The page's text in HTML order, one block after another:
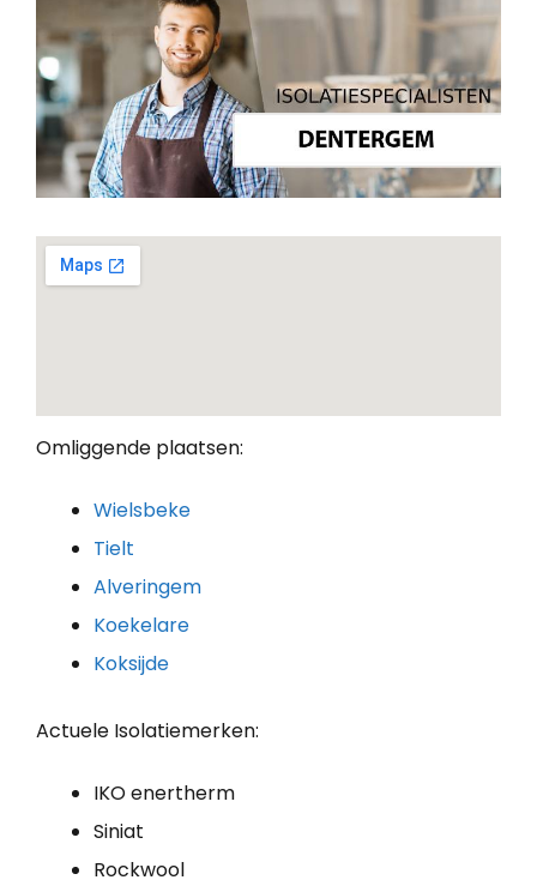
Omliggende plaatsen:
Wielsbeke
Tielt
Alveringem
Koekelare
Koksijde
Actuele Isolatiemerken:
IKO enertherm
Siniat
Rockwool